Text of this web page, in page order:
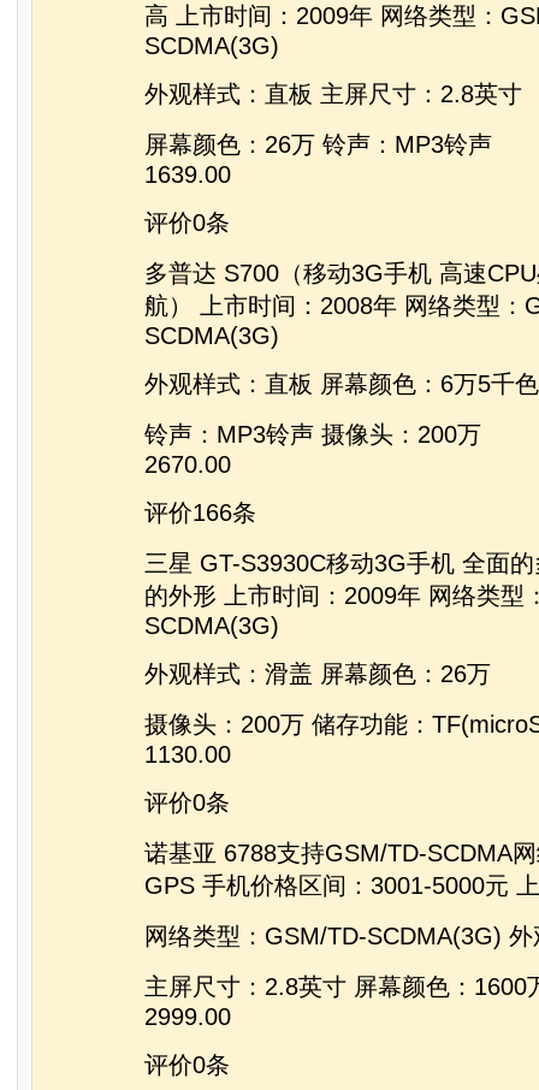
高 上市时间：2009年 网络类型：
SCDMA(3G)
外观样式：直板 主屏尺寸：2.8英寸
屏幕颜色：26万 铃声：MP3铃声
1639.00
评价0条
多普达 S700（移动3G手机 高速
航） 上市时间：2008年 网络类型：
SCDMA(3G)
外观样式：直板 屏幕颜色：6万5千色
铃声：MP3铃声 摄像头：200万
2670.00
评价166条
三星 GT-S3930C移动3G手机 全面
的外形 上市时间：2009年 网络类型
SCDMA(3G)
外观样式：滑盖 屏幕颜色：26万
摄像头：200万 储存功能：
1130.00
评价0条
诺基亚 6788支持GSM/TD-SCDMA
GPS 手机价格区间：3001-5000元
网络类型：GSM/TD-SCDMA(3G)
主屏尺寸：2.8英寸 屏幕颜色：1600
2999.00
评价0条